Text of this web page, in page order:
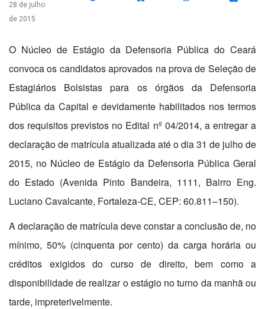
28 de julho
de 2015
O Núcleo de Estágio da Defensoria Pública do Ceará
convoca os candidatos aprovados na prova de Seleção de
Estagiários Bolsistas para os órgãos da Defensoria
Pública da Capital e devidamente habilitados nos termos
dos requisitos previstos no Edital nº 04/2014, a entregar a
declaração de matrícula atualizada até o dia 31 de julho de
2015, no Núcleo de Estágio da Defensoria Pública Geral
do Estado (Avenida Pinto Bandeira, 1111, Bairro Eng.
Luciano Cavalcante, Fortaleza-CE, CEP: 60.811–150).
A declaração de matrícula deve constar a conclusão de, no
mínimo, 50% (cinquenta por cento) da carga horária ou
créditos exigidos do curso de direito, bem como a
disponibilidade de realizar o estágio no turno da manhã ou
tarde, impreterivelmente.